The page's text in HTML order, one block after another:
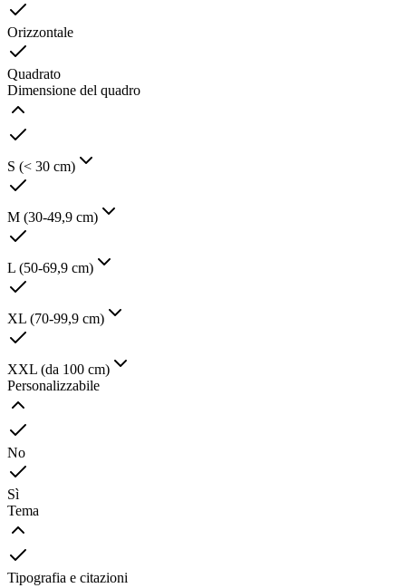
Orizzontale
Quadrato
Dimensione del quadro
S (< 30 cm)
M (30-49,9 cm)
L (50-69,9 cm)
XL (70-99,9 cm)
XXL (da 100 cm)
Personalizzabile
No
Sì
Tema
Tipografia e citazioni